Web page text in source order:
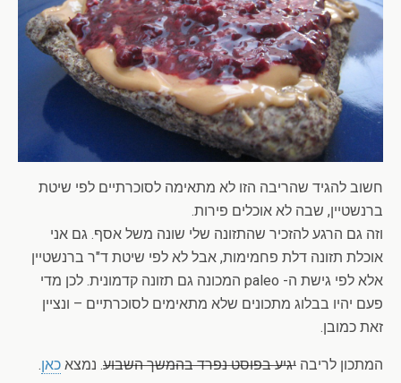
חשוב להגיד שהריבה הזו לא מתאימה לסוכרתיים לפי שיטת
ברנשטיין, שבה לא אוכלים פירות.
וזה גם הרגע להזכיר שהתזונה שלי שונה משל אסף. גם אני
אוכלת תזונה דלת פחמימות, אבל לא לפי שיטת ד"ר ברנשטיין
אלא לפי גישת ה- paleo המכונה גם תזונה קדמונית. לכן מדי
פעם יהיו בבלוג מתכונים שלא מתאימים לסוכרתיים – ונציין
זאת כמובן.
המתכון לריבה יגיע בפוסט נפרד בהמשך השבוע. נמצא כאן.